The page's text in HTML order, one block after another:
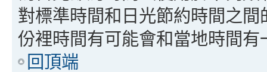
對標準時間和日光節約時間之
份裡時間有可能會和當地時間
回頂端